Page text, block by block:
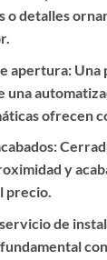
o detalles
apertura: Una
una
ofrecen
:
y
precio.
de